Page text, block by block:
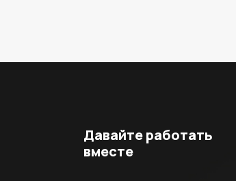
Давайте работать
вместе